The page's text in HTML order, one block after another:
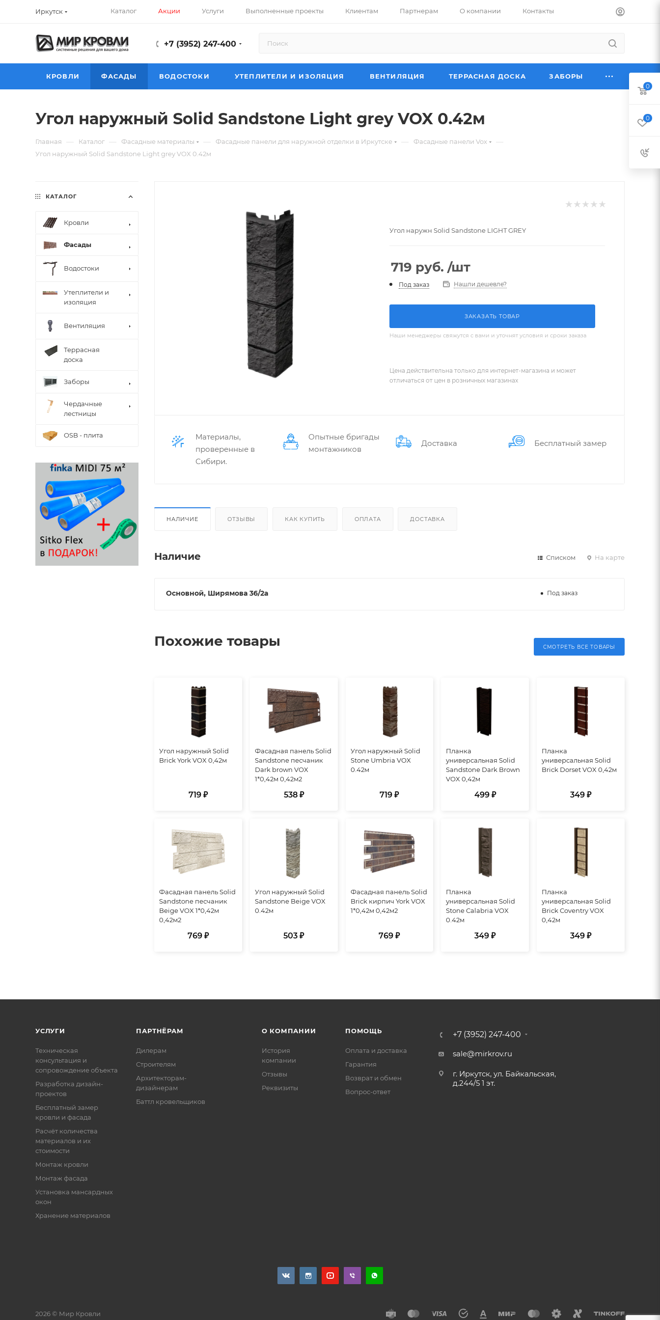
Иркутск Каталог Акции Услуги Выполненные проекты Клиентам Партнерам О компании Контакты
+7 (3952) 247-400
КРОВЛИ ФАСАДЫ ВОДОСТОКИ УТЕПЛИТЕЛИ И ИЗОЛЯЦИЯ ВЕНТИЛЯЦИЯ ТЕРРАСНАЯ ДОСКА ЗАБОРЫ
Угол наружный Solid Sandstone Light grey VOX 0.42м
Главная — Каталог — Фасадные материалы — Фасадные панели для наружной отделки в Иркутске — Фасадные панели Vox —
Угол наружный Solid Sandstone Light grey VOX 0.42м
Угол наружн Solid Sandstone LIGHT GREY
719 руб. /шт
Под заказ Нашли дешевле?
ЗАКАЗАТЬ ТОВАР
Наши менеджеры свяжутся с вами и уточнят условия и сроки заказа
Цена действительна только для интернет-магазина и может
отличаться от цен в розничных магазинах
Материалы,
проверенные в
Сибири.
Опытные бригады
монтажников
Доставка Бес­плат­ный замер
НАЛИЧИЕ ОТЗЫВЫ КАК КУПИТЬ ОПЛАТА ДОСТАВКА
Наличие Списком На карте
Основной, Ширямова 36/2а Под заказ
Похожие товары СМОТРЕТЬ ВСЕ ТОВАРЫ
Угол наружный Solid
Brick York VOX 0,42м
719 ₽
Фасадная панель Solid
Sandstone песчаник
Dark brown VOX
1*0,42м 0,42м2
538 ₽
Угол наружный Solid
Stone Umbria VOX
0.42м
719 ₽
Планка
универсальная Solid
Sandstone Dark Brown
VOX 0,42м
499 ₽
Планка
универсальная Solid
Brick Dorset VOX 0,42м
349 ₽
Фасадная панель Solid
Sandstone песчаник
Beige VOX 1*0,42м
0,42м2
769 ₽
Угол наружный Solid
Sandstone Beige VOX
0.42м
503 ₽
Фасадная панель Solid
Brick кирпич York VOX
1*0,42м 0,42м2
769 ₽
Планка
универсальная Solid
Stone Calabria VOX
0.42м
349 ₽
Планка
универсальная Solid
Brick Coventry VOX
0,42м
349 ₽
КАТАЛОГ
Кровли
Фасады
Водостоки
Утеплители и
изоляция
Вентиляция
Террасная
доска
Заборы
Чердачные
лестницы
OSB - плита
УСЛУГИ
Техническая
консультация и
сопровождение объекта
Разработка дизайн-
проектов
Бесплатный замер
кровли и фасада
Расчёт количества
материалов и их
стоимости
Монтаж кровли
Монтаж фасада
Установка мансардных
окон
Хранение материалов
ПАРТНЁРАМ
Дилерам
Строителям
Архитекторам-
дизайнерам
Баттл кровельщиков
О КОМПАНИИ
История
компании
Отзывы
Реквизиты
ПОМОЩЬ
Оплата и доставка
Гарантия
Возврат и обмен
Вопрос-ответ
+7 (3952) 247-400
sale@mirkrov.ru
г. Иркутск, ул. Байкальская,
д.244/5 1 эт.
2026 © Мир Кровли
0
0